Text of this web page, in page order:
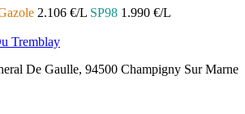
2.106 €/L SP98 1.990 €/L
Tremblay
De Gaulle, 94500 Champigny Sur Marne